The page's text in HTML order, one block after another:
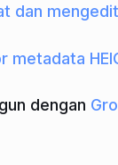
dan
metadata
dengan